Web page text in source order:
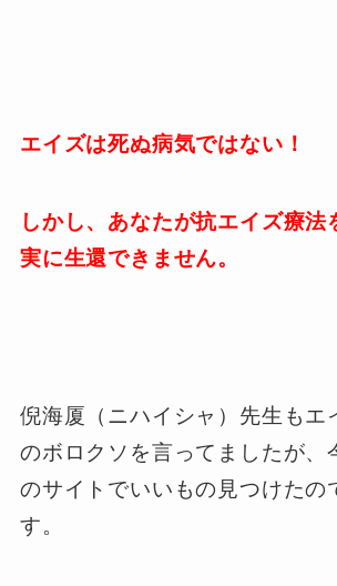
エイズは死ぬ病気ではない！
しかし、あなたが抗エイズ療法
実に生還できません。
倪海厦（ニハイシャ）先生もエ
のボロクソを言ってましたが、
のサイトでいいもの見つけたの
す。